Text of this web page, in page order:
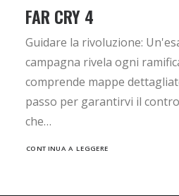
FAR CRY 4
Guidare la rivoluzione:
campagna rivela ogni
comprende mappe
passo per garantirvi il
che…
CONTINUA A LEGGERE